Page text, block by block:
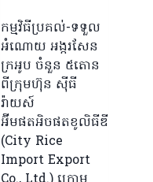
កម្មវិធីប្រគល់-ទទួល
អំណោយ អង្ករសែន
ក្រអូប ចំនួន ៥តោន
ពីក្រុមហ៊ុន ស៊ីធី
រ៉ាយស៍
អ៊ីមផតអិចផតខូលិធីឌី
(City Rice
Import Export